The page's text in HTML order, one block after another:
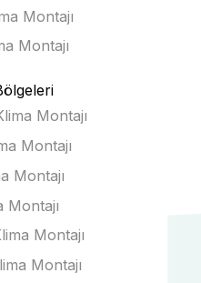
Montajı
Montajı
Montajı
Montajı
Montajı
Montajı
Montajı
Montajı